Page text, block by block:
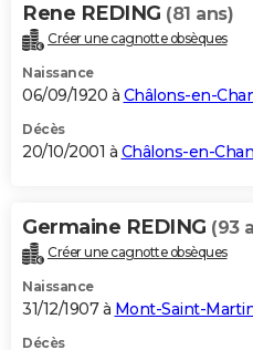
Rene REDING (81 ans)
Créer une cagnotte obsèques
Naissance
06/09/1920 à Châlons-en-
Décès
20/10/2001 à Châlons-en-
Germaine REDING (93
Créer une cagnotte obsèques
Naissance
31/12/1907 à Mont-Saint-
Décès